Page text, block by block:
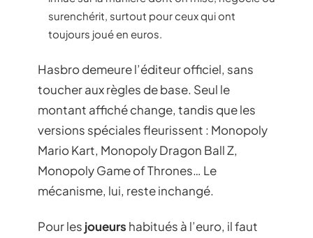
surenchérit, surtout pour ceux qui ont
toujours joué en euros.
Hasbro demeure l’éditeur officiel, sans
toucher aux règles de base. Seul le
montant affiché change, tandis que les
versions spéciales fleurissent : Monopoly
Mario Kart, Monopoly Dragon Ball Z,
Monopoly Game of Thrones… Le
mécanisme, lui, reste inchangé.
Pour les joueurs habitués à l’euro, il faut